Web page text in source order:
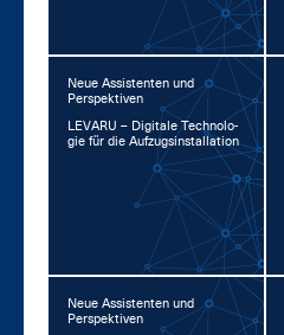
Neue Assistenten und
Perspektiven
LE­VA­RU – Di­gi­ta­le Tech­no­lo­
gie für die Auf­zug­s­in­stal­la­ti­on
Neue Assistenten und
Perspektiven